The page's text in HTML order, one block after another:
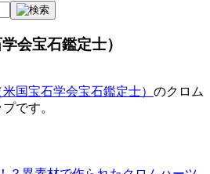
会宝石鑑定士）
国宝石学会宝石鑑定士） のクロム
です。